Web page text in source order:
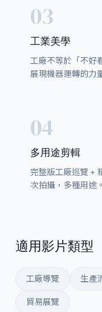
03
工業美學
工廠不等於「不好
展現機器運轉的力
04
多用途剪輯
完整版工廠巡覽 +
次拍攝，多種用途。
適用影片類型
工廠導覽 生產
貿易展覽